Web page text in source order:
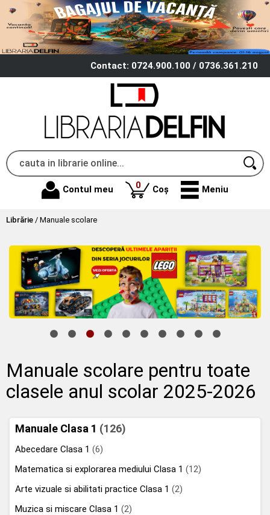
Contact: 0724.900.100 / 0736.361.210
Contul meu 0produse
Coș Meniu
Librărie / Manuale scolare
Manuale scolare pentru toate
clasele anul scolar 2025-2026
Manuale Clasa 1 (126)
Abecedare Clasa 1 (6)
Matematica si explorarea mediului Clasa 1 (12)
Arte vizuale si abilitati practice Clasa 1 (2)
Muzica si miscare Clasa 1 (2)